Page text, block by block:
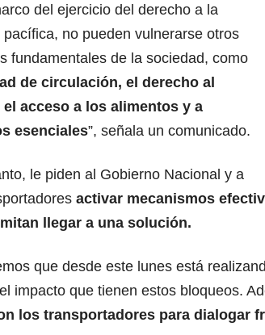
del ejercicio del derecho a la
pacífica, no pueden vulnerarse otros
fundamentales de la sociedad, como
de circulación, el derecho al
acceso a los alimentos y a
esenciales”, señala un comunicado.
le piden al Gobierno Nacional y a
activar mecanismos
llegar a una solución.
que desde este lunes está
impacto que tienen estos bloqueos.
los transportadores para dialogar